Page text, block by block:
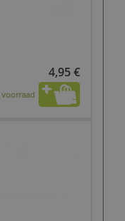
4,95 €
voorraad